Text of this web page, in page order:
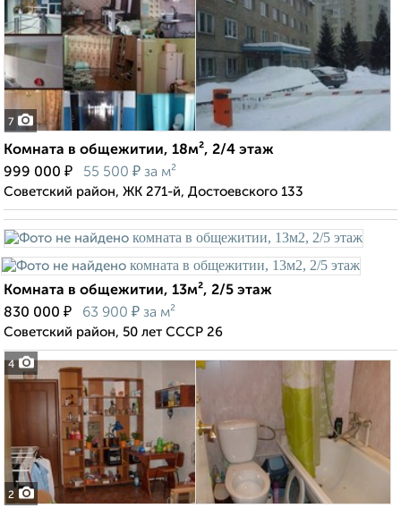
7
Комната в общежитии, 18м², 2/4 этаж
999 000 ₽ 55 500 ₽ за м²
Советский район, ЖК 271-й, Достоевского 133
4
Комната в общежитии, 13м², 2/5 этаж
830 000 ₽ 63 900 ₽ за м²
Советский район, 50 лет СССР 26
2